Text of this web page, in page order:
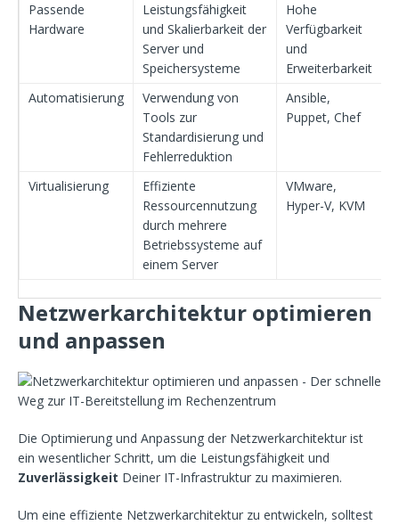
Passende
Hardware
Leistungsfähigkeit
und Skalierbarkeit der
Server und
Speichersysteme
Hohe
Verfügbarkeit
und
Erweiterbarkeit
Automatisierung
Verwendung von
Tools zur
Standardisierung und
Fehlerreduktion
Ansible,
Puppet, Chef
Virtualisierung
Effiziente
Ressourcennutzung
durch mehrere
Betriebssysteme auf
einem Server
VMware,
Hyper-V, KVM
Netzwerkarchitektur optimieren
und anpassen
Die Optimierung und Anpassung der Netzwerkarchitektur ist
ein wesentlicher Schritt, um die Leistungsfähigkeit und
Zuverlässigkeit Deiner IT-Infrastruktur zu maximieren.
Um eine effiziente Netzwerkarchitektur zu entwickeln, solltest